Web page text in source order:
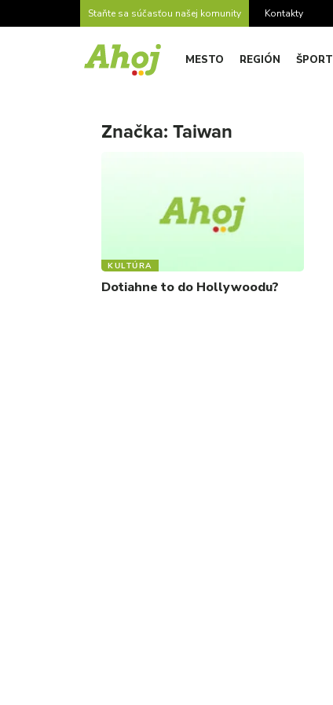
Staňte sa súčasťou našej komunity Kontakty
MESTO REGIÓN ŠPORT
Značka: Taiwan
KULTÚRA
Dotiahne to do Hollywoodu?